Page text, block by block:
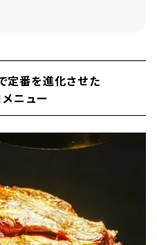
定番を進化させた
ニュー